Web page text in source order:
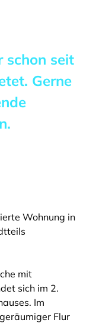
schon seit
Gerne
Wohnung in
mit
sich im 2.
Im
Flur